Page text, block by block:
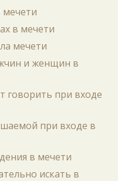
мечети
в мечети
мечети
и женщин в
говорить при входе
при входе в
в мечети
искать в